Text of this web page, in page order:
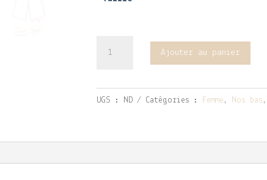
vichy
Ajouter au panier
UGS : ND Catégories : Femme , Nos bas ,